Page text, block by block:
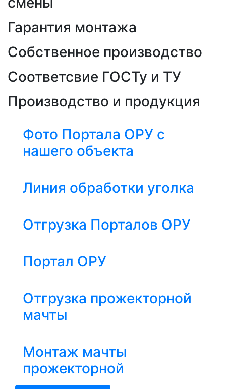
Гарантия монтажа
Собственное производство
Соответсвие ГОСТу и ТУ
Производство и продукция
Фото Портала ОРУ с
нашего объекта
Линия обработки уголка
Отгрузка Порталов ОРУ
Портал ОРУ
Отгрузка прожекторной
мачты
Монтаж мачты
прожекторной